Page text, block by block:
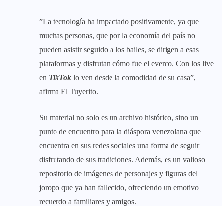
​”La tecnología ha impactado positivamente, ya que
muchas personas, que por la economía del país no
pueden asistir seguido a los bailes, se dirigen a esas
plataformas y disfrutan cómo fue el evento. Con los live
en TikTok lo ven desde la comodidad de su casa”,
afirma El Tuyerito.
​Su material no solo es un archivo histórico, sino un
punto de encuentro para la diáspora venezolana que
encuentra en sus redes sociales una forma de seguir
disfrutando de sus tradiciones. Además, es un valioso
repositorio de imágenes de personajes y figuras del
joropo que ya han fallecido, ofreciendo un emotivo
recuerdo a familiares y amigos.